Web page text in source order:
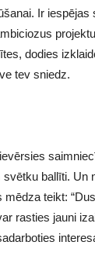
Ir
dodies
tev sniedz.
svētku ballīti. Un
teikt:
rasties jauni